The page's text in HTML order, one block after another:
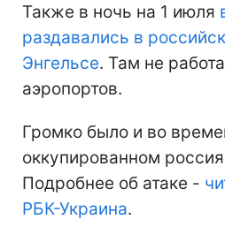
Также в ночь на 1 июля
раздавались в
Энгельсе. Там не
аэропортов.
Громко было и во
оккупированном
Подробнее об атаке -
РБК-Украина.